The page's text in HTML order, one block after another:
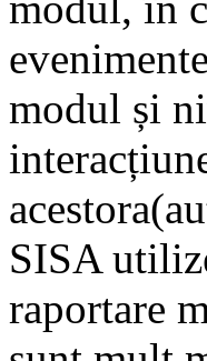
modul și
SISA
raportare